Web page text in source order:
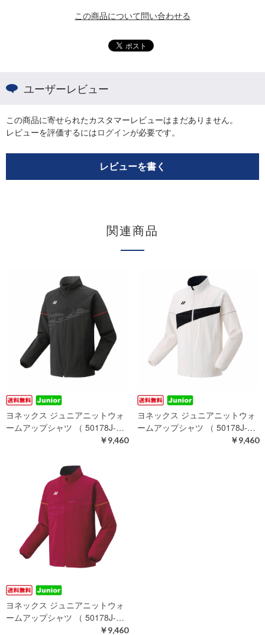
この商品について問い合わせる
ユーザーレビュー
この商品に寄せられたカスタマーレビューはまだありません。
レビューを評価するにはログインが必要です。
レビューを書く
関連商品
ヨネックス ジュニアニットウォ
ームアップシャツ （ 50178J-…
￥9,460
ヨネックス ジュニアニットウォ
ームアップシャツ （ 50178J-…
￥9,460
ヨネックス ジュニアニットウォ
ームアップシャツ （ 50178J-…
￥9,460